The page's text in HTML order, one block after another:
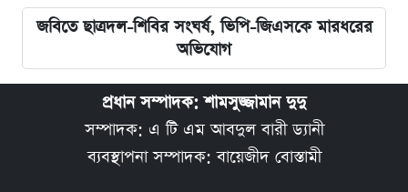
জবিতে ছাত্রদল-শিবির সংঘর্ষ, ভিপি-জিএসকে মারধরের
অভিযোগ
প্রধান সম্পাদক: শামসুজ্জামান দুদু
সম্পাদক: এ টি এম আবদুল বারী ড্যানী
ব্যবস্থাপনা সম্পাদক: বায়েজীদ বোস্তামী